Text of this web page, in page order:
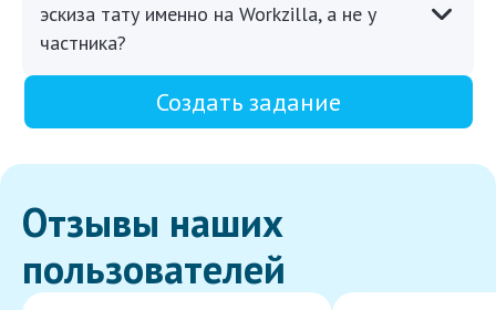
эскиза тату именно на Workzilla, а не у
частника?
Создать задание
Отзывы наших
пользователей